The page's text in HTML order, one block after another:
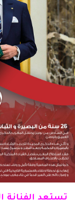
تستعد الفنانة